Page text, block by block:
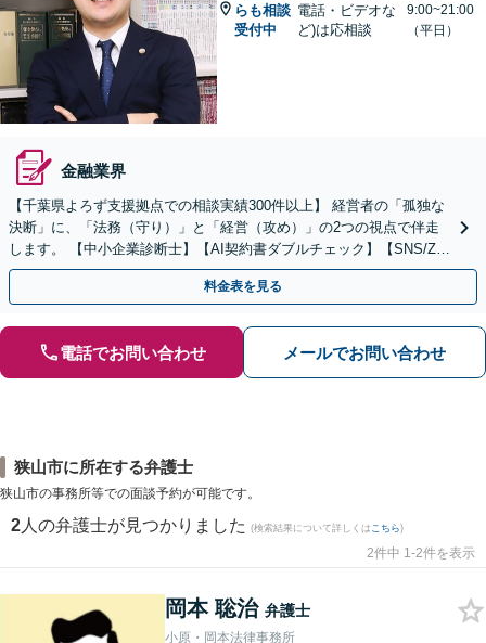
らも相談
受付中
電話・ビデオな
ど)は応相談
9:00~21:00
（平日）
金融業界
【千葉県よろず支援拠点での相談実績300件以上】 経営者の「孤独な
決断」に、「法務（守り）」と「経営（攻め）」の2つの視点で伴走
します。 【中小企業診断士】【AI契約書ダブルチェック】【SNS/Zoo
mで迅速対応】【休日・夜間可】
料金表を見る
電話でお問い合わせ メールでお問い合わせ
狭山市に所在する弁護士
狭山市の事務所等での面談予約が可能です。
2 人の弁護士が見つかりました (検索結果について詳しくは こちら)
2件中 1-2件を表示
岡本 聡治 弁護士
小原・岡本法律事務所